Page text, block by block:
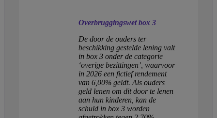
Overbruggingswet box 3
De door de ouders ter
beschikking gestelde lening valt
in box 3 onder de categorie
‘overige bezittingen’, waarvoor
in 2026 een fictief rendement
van 6,00% geldt. Als ouders
geld lenen om dit door te lenen
aan hun kinderen, kan de
schuld in box 3 worden